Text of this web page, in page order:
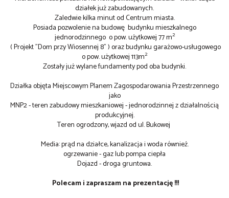
działek już zabudowanych.
Zaledwie kilka minut od Centrum miasta.
Posiada pozwolenie na budowę budynku mieszkalnego
jednorodzinnego o pow. użytkowej 77 m2
( Projekt "Dom przy Wiosennej 8" ) oraz budynku garażowo-usługowego
o pow. użytkowej 113m2
Zostały już wylane fundamenty pod oba budynki.
Działka objęta Miejscowym Planem Zagospodarowania Przestrzennego
jako
MNP2 - teren zabudowy mieszkaniowej - jednorodzinnej z działalnością
produkcyjnej.
Teren ogrodzony, wjazd od ul. Bukowej
Media: prąd na działce, kanalizacja i woda również.
ogrzewanie - gaz lub pompa ciepła
Dojazd - droga gruntowa.
Polecam i zapraszam na prezentację !!!